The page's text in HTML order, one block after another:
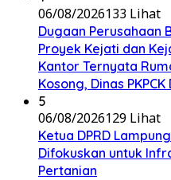
06/08/2026133 Lihat
Dugaan Perusahaan
Proyek Kejati dan
Kantor Ternyata
Kosong, Dinas
5
06/08/2026129 Lihat
Ketua DPRD
Difokuskan untuk
Pertanian